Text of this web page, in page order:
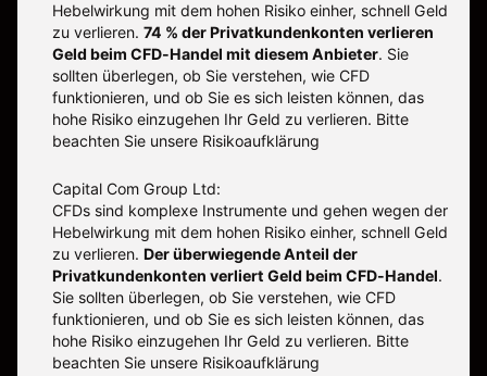
Hebelwirkung mit dem hohen Risiko einher, schnell Geld
zu verlieren. 74 % der Privatkundenkonten verlieren
Geld beim CFD-Handel mit diesem Anbieter. Sie
sollten überlegen, ob Sie verstehen, wie CFD
funktionieren, und ob Sie es sich leisten können, das
hohe Risiko einzugehen Ihr Geld zu verlieren. Bitte
beachten Sie unsere Risikoaufklärung
Capital Com Group Ltd:
CFDs sind komplexe Instrumente und gehen wegen der
Hebelwirkung mit dem hohen Risiko einher, schnell Geld
zu verlieren. Der überwiegende Anteil der
Privatkundenkonten verliert Geld beim CFD-Handel.
Sie sollten überlegen, ob Sie verstehen, wie CFD
funktionieren, und ob Sie es sich leisten können, das
hohe Risiko einzugehen Ihr Geld zu verlieren. Bitte
beachten Sie unsere Risikoaufklärung